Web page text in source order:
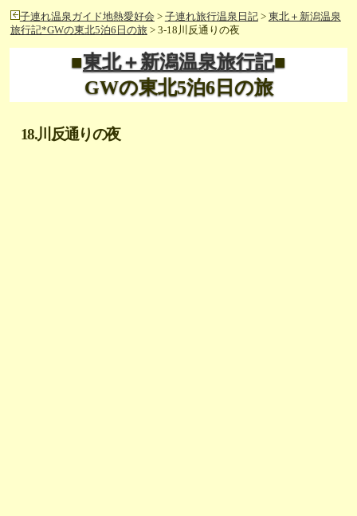
子連れ温泉ガイド地熱愛好会 > 子連れ旅行温泉日記> 東北＋新潟温泉
旅行記*GWの東北5泊6日の旅> 3-18川反通りの夜
■東北＋新潟温泉旅行記■
GWの東北5泊6日の旅
18.川反通りの夜